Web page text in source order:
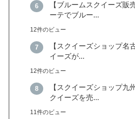
【ブルームスクイーズ販
ーテでブルー...
12件のビュー
【スクイーズショップ名
イーズが...
12件のビュー
【スクイーズショップ九
クイーズを売...
11件のビュー